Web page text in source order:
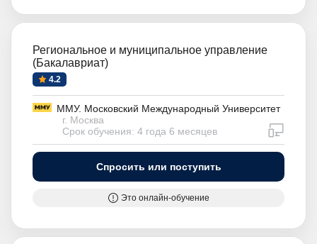
Региональное и муниципальное управление
(Бакалавриат)
4.2
ММУ. Московский Международный Университет
г. Москва
Срок обучения: 4 года 6 месяцев
Спросить или поступить
Это онлайн-обучение